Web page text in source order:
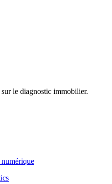
le diagnostic immobilier.